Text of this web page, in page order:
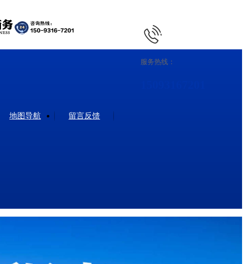
服务热线：
地图导航 留言反馈